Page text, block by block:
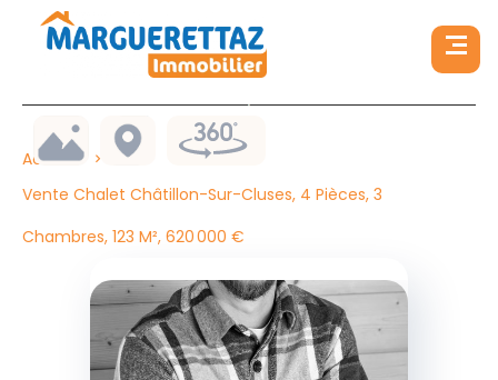
Accueil
Vente Chalet Châtillon-Sur-Cluses, 4 Pièces, 3
Chambres, 123 M², 620 000 €